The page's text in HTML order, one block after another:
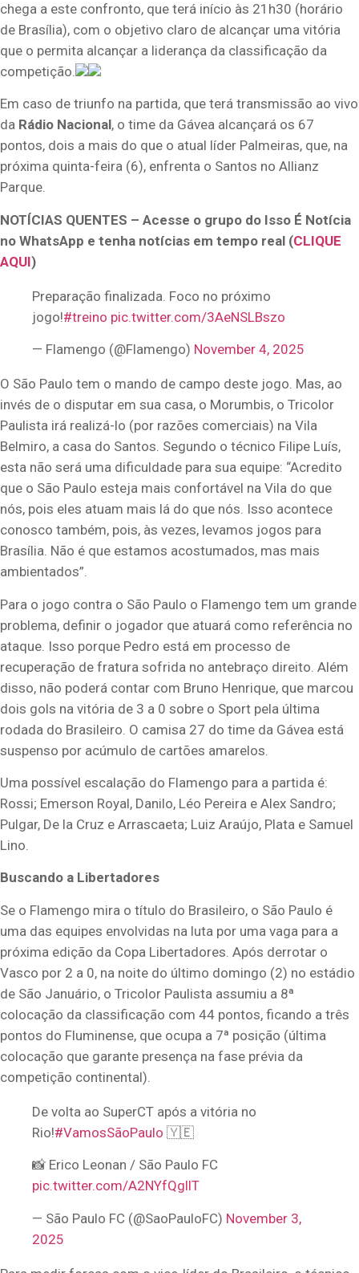
chega a este confronto, que terá início às 21h30 (horário
de Brasília), com o objetivo claro de alcançar uma vitória
que o permita alcançar a liderança da classificação da
competição.
Em caso de triunfo na partida, que terá transmissão ao vivo
da Rádio Nacional, o time da Gávea alcançará os 67
pontos, dois a mais do que o atual líder Palmeiras, que, na
próxima quinta-feira (6), enfrenta o Santos no Allianz
Parque.
NOTÍCIAS QUENTES – Acesse o grupo do Isso É Notícia
no WhatsApp e tenha notícias em tempo real (CLIQUE
AQUI)
Preparação finalizada. Foco no próximo
jogo!#treino pic.twitter.com/3AeNSLBszo
— Flamengo (@Flamengo) November 4, 2025
O São Paulo tem o mando de campo deste jogo. Mas, ao
invés de o disputar em sua casa, o Morumbis, o Tricolor
Paulista irá realizá-lo (por razões comerciais) na Vila
Belmiro, a casa do Santos. Segundo o técnico Filipe Luís,
esta não será uma dificuldade para sua equipe: “Acredito
que o São Paulo esteja mais confortável na Vila do que
nós, pois eles atuam mais lá do que nós. Isso acontece
conosco também, pois, às vezes, levamos jogos para
Brasília. Não é que estamos acostumados, mas mais
ambientados”.
Para o jogo contra o São Paulo o Flamengo tem um grande
problema, definir o jogador que atuará como referência no
ataque. Isso porque Pedro está em processo de
recuperação de fratura sofrida no antebraço direito. Além
disso, não poderá contar com Bruno Henrique, que marcou
dois gols na vitória de 3 a 0 sobre o Sport pela última
rodada do Brasileiro. O camisa 27 do time da Gávea está
suspenso por acúmulo de cartões amarelos.
Uma possível escalação do Flamengo para a partida é:
Rossi; Emerson Royal, Danilo, Léo Pereira e Alex Sandro;
Pulgar, De la Cruz e Arrascaeta; Luiz Araújo, Plata e Samuel
Lino.
Buscando a Libertadores
Se o Flamengo mira o título do Brasileiro, o São Paulo é
uma das equipes envolvidas na luta por uma vaga para a
próxima edição da Copa Libertadores. Após derrotar o
Vasco por 2 a 0, na noite do último domingo (2) no estádio
de São Januário, o Tricolor Paulista assumiu a 8ª
colocação da classificação com 44 pontos, ficando a três
pontos do Fluminense, que ocupa a 7ª posição (última
colocação que garante presença na fase prévia da
competição continental).
De volta ao SuperCT após a vitória no
Rio!#VamosSãoPaulo 🇾🇪
📸 Erico Leonan / São Paulo FC
pic.twitter.com/A2NYfQgllT
— São Paulo FC (@SaoPauloFC) November 3,
2025